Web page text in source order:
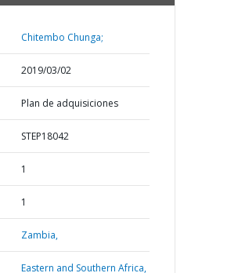
Chitembo Chunga;
2019/03/02
Plan de adquisiciones
STEP18042
1
1
Zambia,
Eastern and Southern Africa,